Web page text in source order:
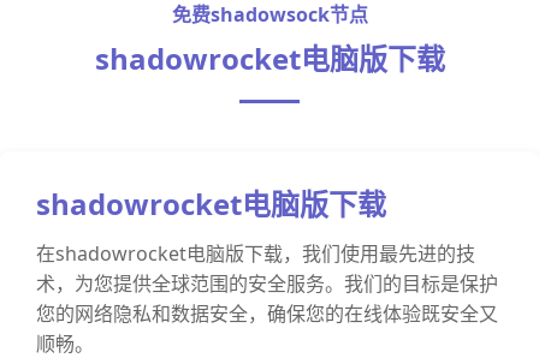
免费shadowsock节点
shadowrocket电脑版下载
shadowrocket电脑版下载
在shadowrocket电脑版下载，我们使用最先进的技
术，为您提供全球范围的安全服务。我们的目标是保护
您的网络隐私和数据安全，确保您的在线体验既安全又
顺畅。